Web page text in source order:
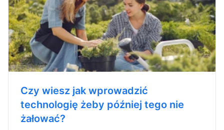
Czy wiesz jak wprowadzić
technologię żeby później tego nie
żałować?